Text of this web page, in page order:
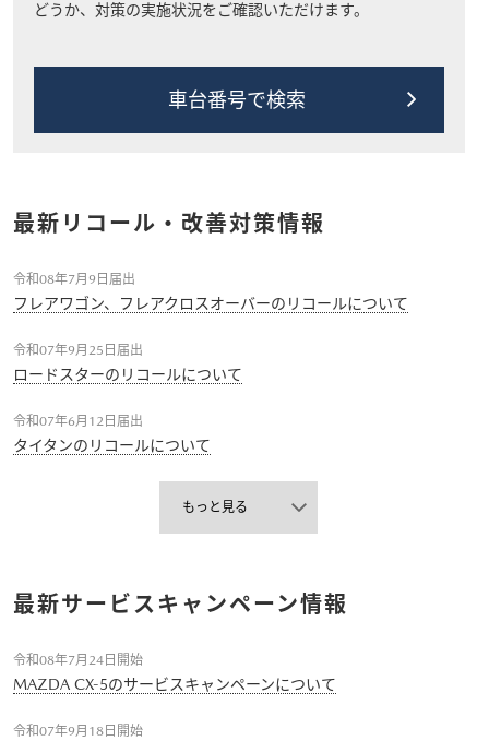
どうか、対策の実施状況をご確認いただけます。
車台番号で検索
最新リコール・改善対策情報
令和08年7月9日届出
フレアワゴン、フレアクロスオーバーのリコールについて
令和07年9月25日届出
ロードスターのリコールについて
令和07年6月12日届出
タイタンのリコールについて
もっと見る
最新サービスキャンペーン情報
令和08年7月24日開始
MAZDA CX-5のサービスキャンペーンについて
令和07年9月18日開始